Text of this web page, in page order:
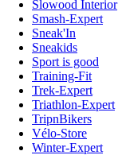
Slowood Interior
Smash-Expert
Sneak'In
Sneakids
Sport is good
Training-Fit
Trek-Expert
Triathlon-Expert
TripnBikers
Vélo-Store
Winter-Expert